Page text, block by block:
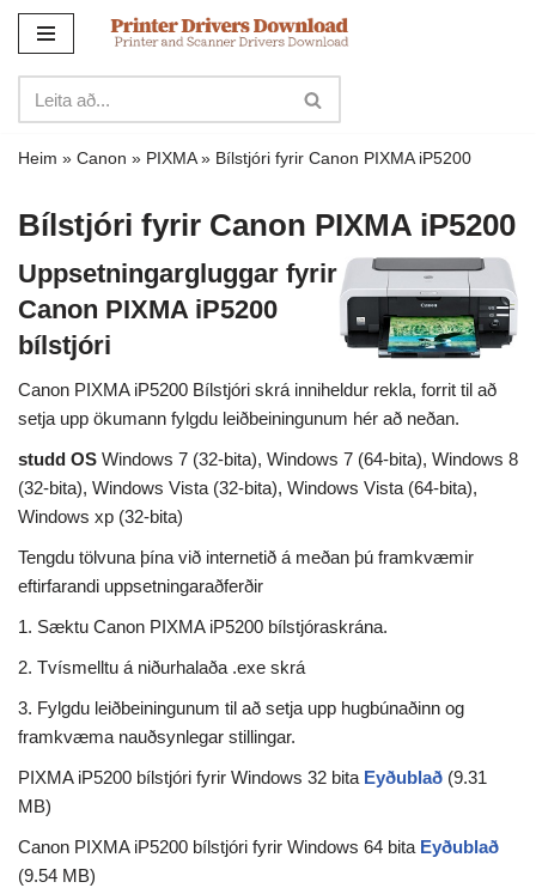
yfir
í
innihald
Heim » Canon » PIXMA» Bílstjóri fyrir Canon PIXMA iP5200
Bílstjóri fyrir Canon PIXMA iP5200
Uppsetningargluggar fyrir
Canon PIXMA iP5200
bílstjóri
Canon PIXMA iP5200 Bílstjóri skrá inniheldur rekla, forrit til að
setja upp ökumann fylgdu leiðbeiningunum hér að neðan.
studd OS Windows 7 (32-bita), Windows 7 (64-bita), Windows 8
(32-bita), Windows Vista (32-bita), Windows Vista (64-bita),
Windows xp (32-bita)
Tengdu tölvuna þína við internetið á meðan þú framkvæmir
eftirfarandi uppsetningaraðferðir
1. Sæktu Canon PIXMA iP5200 bílstjóraskrána.
2. Tvísmelltu á niðurhalaða .exe skrá
3. Fylgdu leiðbeiningunum til að setja upp hugbúnaðinn og
framkvæma nauðsynlegar stillingar.
PIXMA iP5200 bílstjóri fyrir Windows 32 bita Eyðublað (9.31
MB)
Canon PIXMA iP5200 bílstjóri fyrir Windows 64 bita Eyðublað
(9.54 MB)